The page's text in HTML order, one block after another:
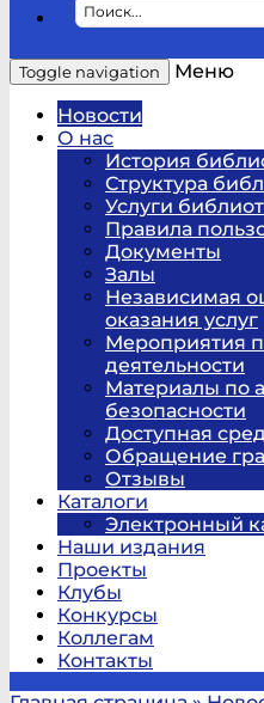
Toggle navigation
Меню
Новости
О нас
История
Структура
Услуги
Правила
Документы
Залы
Независимая
оказания услуг
Мероприятия
деятельности
Материалы по
безопасности
Доступная
Обращение
Отзывы
Каталоги
Электронный
Наши издания
Проекты
Клубы
Конкурсы
Коллегам
Контакты